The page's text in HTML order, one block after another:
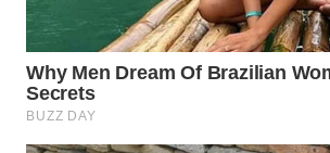
HEALTH
WAHANA
DESA
WISATA